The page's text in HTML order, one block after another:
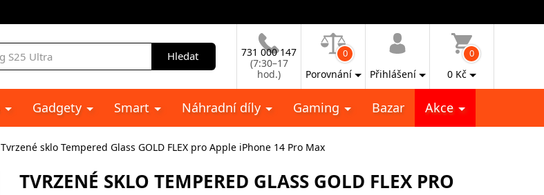
Hledat
731 000 147
(7:30–17
hod.)
0
Porovnání Přihlášení
0
0 Kč
Gadgety Smart Náhradní díly Gaming Bazar Akce
Tvrzené sklo Tempered Glass GOLD FLEX pro Apple iPhone 14 Pro Max
TVRZENÉ SKLO TEMPERED GLASS GOLD FLEX PRO